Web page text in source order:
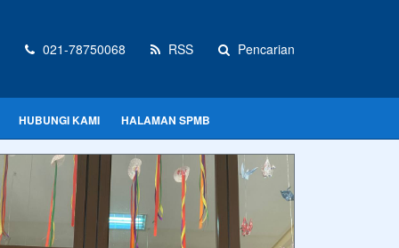
021-78750068 RSS Pencarian
HUBUNGI KAMI HALAMAN SPMB